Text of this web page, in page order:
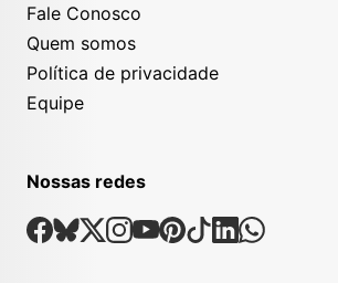
Fale Conosco
Quem somos
Política de privacidade
Equipe
Nossas redes
Nossas Redes Sociais
Facebook
Bsky
X Instagram
Youtube
Pinterest
TiktokLinkedin
Whatsapp